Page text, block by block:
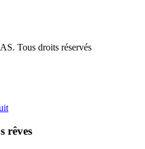
Tous droits réservés
rêves